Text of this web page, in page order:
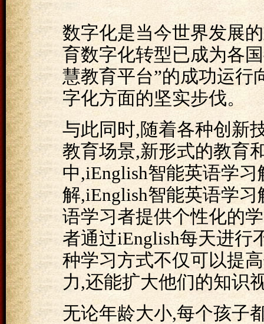
数字化是当今世界发展
育数字化转型已成为各
慧教育平台”的成功运行
字化方面的坚实步伐。
与此同时,随着各种创新
教育场景,新形式的教育
中,iEnglish智能英语学
解,iEnglish智能英语学
语学习者提供个性化的
者通过iEnglish每天进行
种学习方式不仅可以提
力,还能扩大他们的知识
无论年龄大小,每个孩子